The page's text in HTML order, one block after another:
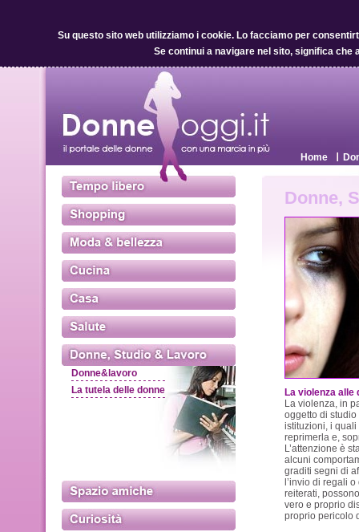
Su questo sito web utilizziamo i cookie.Lo facciamo per
Se continui a navigare nel sito, significa che
Home
Donne&lavoro
La tutela delle donne
Donne,
La violenza alle
La violenza, in
oggetto di
istituzioni, i
reprimerla e,
L’attenzione è
alcuni
graditi segni di
l’invio di regali
reiterati,
vero e proprio
proprio pericolo